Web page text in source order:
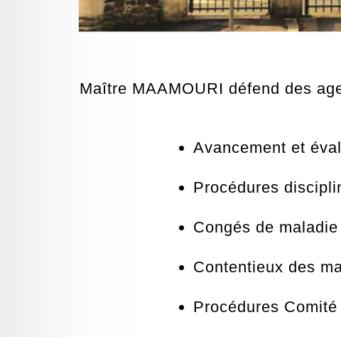
Maître MAAMOURI défend des
Avancement et
Procédures
Congés de
Contentieux des
Procédures